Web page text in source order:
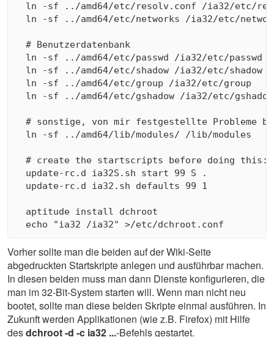
ln -sf ../amd64/etc/resolv.conf /ia32/etc/
ln -sf ../amd64/etc/networks /ia32/etc/
  # Benutzerdatenbank
  ln -sf ../amd64/etc/passwd /ia32/etc/passwd
  ln -sf ../amd64/etc/shadow /ia32/etc/shadow
  ln -sf ../amd64/etc/group /ia32/etc/group
  ln -sf ../amd64/etc/gshadow /ia32/etc/gshadow
# sonstige, von mir festgestellte Probleme
  ln -sf ../amd64/lib/modules/ /lib/modules
  # create the startscripts before doing this:
  update-rc.d ia32S.sh start 99 S .
  update-rc.d ia32.sh defaults 99 1
  aptitude install dchroot
Vorher sollte man die beiden auf der Wiki-Seite
abgedruckten Startskripte anlegen und ausführbar machen.
In diesen beiden muss man dann Dienste konfigurieren, die
man im 32-Bit-System starten will. Wenn man nicht neu
bootet, sollte man diese beiden Skripte einmal ausführen. In
Zukunft werden Applikationen (wie z.B. Firefox) mit Hilfe
desdchroot -d -c ia32 ...-Befehls gestartet.